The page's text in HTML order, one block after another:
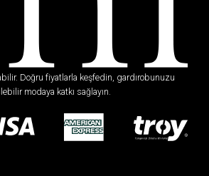
Doğru fiyatlarla keşfedin, gardırobunuzu
modaya katkı sağlayın.